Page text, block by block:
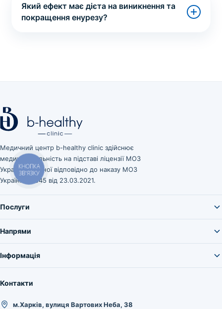
Який ефект має дієта на виникнення та
покращення енурезу?
Медичний центр b-healthy clinic здійснює
медичну діяльність на підставі ліцензії МОЗ
України, виданої відповідно до наказу МОЗ
України № 545 від 23.03.2021.
Послуги
Напрями
Інформація
Контакти
м.Харків, вулиця Вартових Неба, 38
КНОПКА
ЗВ'ЯЗКУ